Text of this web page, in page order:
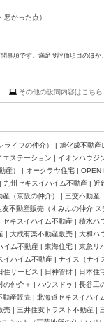
悪かった点）
事項です。満足度評価項目のほ
その他の設問内容はこちら
ライフの仲介） | 旭化成不動
ステーション | イオンハウジ
産） | オークラヤ住宅 |
九州セキスイハイム不動産 |
（京阪の仲介） | 三交不動産
不動産販売（すみふの仲介
セキスイハイム不動産 | 積水ハ
| 大成有楽不動産販売 | 大和ハ
イム不動産 | 東海住宅 | 東急リ
イハイム不動産 | ナイス（ナイ
住サービス | 日神管財 | 日本住
の仲介＋ | ハウスドゥ | 長谷工
産販売 | 北海道セキスイハイ
売 | 三井住友トラスト不動産 |